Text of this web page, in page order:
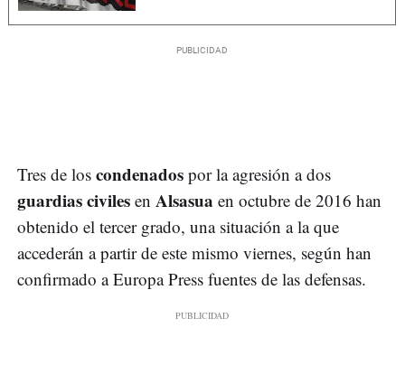
Tres de los condenados por la agresión a dos
guardias civiles en Alsasua en octubre de 2016 han
obtenido el tercer grado, una situación a la que
accederán a partir de este mismo viernes, según han
confirmado a Europa Press fuentes de las defensas.